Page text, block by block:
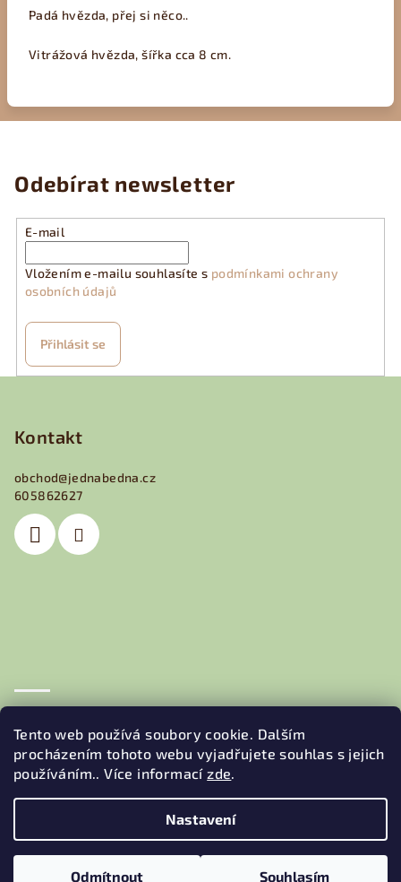
Tento web používá soubory cookie. Dalším
procházením tohoto webu vyjadřujete souhlas s jejich
používáním.. Více informacízde.
Nastavení
Odmítnout Souhlasím
Padá hvězda, přej si něco..
Vitrážová hvězda, šířka cca 8 cm.
Odebírat newsletter
E-mail
Vložením e-mailu souhlasíte s podmínkami ochrany
osobních údajů
Přihlásit se
Kontakt
obchod@jednabedna.cz
605862627
Obchodní podmínky
Podmínky ochrany osobních údajů
JEDNA BEDNA